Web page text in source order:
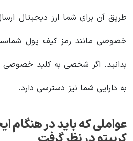
طریق آن برای شما ارز دیجیتال
خصوصی مانند رمز کیف پول
بدانید. اگر شخصی به کلید خصوصی
به دارایی شما نیز دسترسی دارد.
عواملی که باید در هنگام